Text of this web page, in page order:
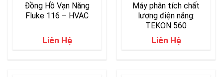
Đồng Hồ Vạn Năng
Fluke 116 – HVAC
Liên Hệ
Máy phân tích chất
lượng điện năng:
TEKON 560
Liên Hệ